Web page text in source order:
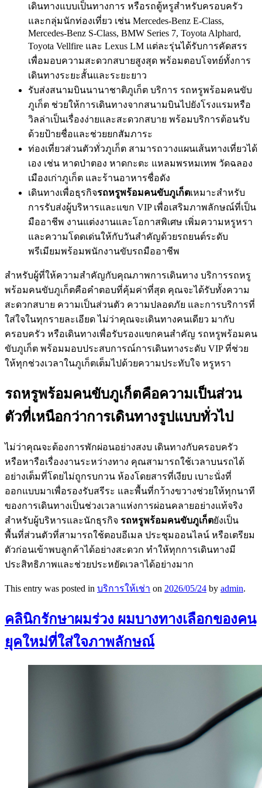
เดินทางแบบเป็นทางการ หรือรถตู้หรูสำหรับครอบครัว
และกลุ่มนักท่องเที่ยว เช่น Mercedes-Benz E-Class,
Mercedes-Benz S-Class, BMW Series 7, Toyota Alphard,
Toyota Vellfire และ Lexus LM แต่ละรุ่นได้รับการคัดสรร
เพื่อมอบความสะดวกสบายสูงสุด พร้อมตอบโจทย์ทั้งการ
เดินทางระยะสั้นและระยะยาว
รับส่งสนามบินนานาชาติภูเก็ต บริการ รถหรูพร้อมคนขับ
ภูเก็ต ช่วยให้การเดินทางจากสนามบินไปยังโรงแรมหรือ
วิลล่าเป็นเรื่องง่ายและสะดวกสบาย พร้อมบริการต้อนรับ
ด้วยป้ายชื่อและช่วยยกสัมภาระ
ท่องเที่ยวส่วนตัวทั่วภูเก็ต สามารถวางแผนเส้นทางเที่ยวได้
เอง เช่น หาดป่าตอง หาดกะตะ แหลมพรหมเทพ วัดฉลอง
เมืองเก่าภูเก็ต และร้านอาหารชื่อดัง
เดินทางเพื่อธุรกิจรถหรูพร้อมคนขับภูเก็ตเหมาะสำหรับ
การรับส่งผู้บริหารและแขก VIP เพื่อเสริมภาพลักษณ์ที่เป็น
มืออาชีพ งานแต่งงานและโอกาสพิเศษ เพิ่มความหรูหรา
และความโดดเด่นให้กับวันสำคัญด้วยรถยนต์ระดับ
พรีเมียมพร้อมพนักงานขับรถมืออาชีพ
สำหรับผู้ที่ให้ความสำคัญกับคุณภาพการเดินทาง บริการรถหรู
พร้อมคนขับภูเก็ตคือคำตอบที่คุ้มค่าที่สุด คุณจะได้รับทั้งความ
สะดวกสบาย ความเป็นส่วนตัว ความปลอดภัย และการบริการที่
ใส่ใจในทุกรายละเอียด ไม่ว่าคุณจะเดินทางคนเดียว มากับ
ครอบครัว หรือเดินทางเพื่อรับรองแขกคนสำคัญ รถหรูพร้อมคน
ขับภูเก็ต พร้อมมอบประสบการณ์การเดินทางระดับ VIP ที่ช่วย
ให้ทุกช่วงเวลาในภูเก็ตเต็มไปด้วยความประทับใจ หรูหรา
รถหรูพร้อมคนขับภูเก็ตคือความเป็นส่วน
ตัวที่เหนือกว่าการเดินทางรูปแบบทั่วไป
ไม่ว่าคุณจะต้องการพักผ่อนอย่างสงบ เดินทางกับครอบครัว
หรือหารือเรื่องงานระหว่างทาง คุณสามารถใช้เวลาบนรถได้
อย่างเต็มที่โดยไม่ถูกรบกวน ห้องโดยสารที่เงียบ เบาะนั่งที่
ออกแบบมาเพื่อรองรับสรีระ และพื้นที่กว้างขวางช่วยให้ทุกนาที
ของการเดินทางเป็นช่วงเวลาแห่งการผ่อนคลายอย่างแท้จริง
สำหรับผู้บริหารและนักธุรกิจ รถหรูพร้อมคนขับภูเก็ตยังเป็น
พื้นที่ส่วนตัวที่สามารถใช้ตอบอีเมล ประชุมออนไลน์ หรือเตรียม
ตัวก่อนเข้าพบลูกค้าได้อย่างสะดวก ทำให้ทุกการเดินทางมี
ประสิทธิภาพและช่วยประหยัดเวลาได้อย่างมาก
This entry was posted in บริการให้เช่า on 2026/05/24 by admin.
คลินิกรักษาผมร่วง ผมบางทางเลือกของคน
ยุคใหม่ที่ใส่ใจภาพลักษณ์